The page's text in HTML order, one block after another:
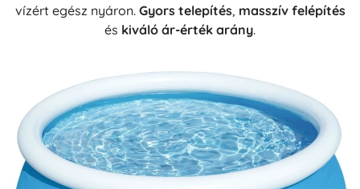
vízért egész nyáron. Gyors telepítés, masszív felépítés
és kiváló ár-érték arány.